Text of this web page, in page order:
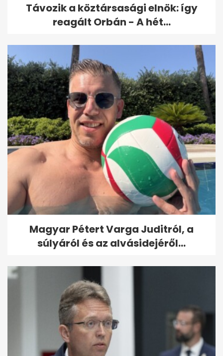
Távozik a köztársasági elnök: így
reagált Orbán - A hét...
Magyar Pétert Varga Juditról, a
súlyáról és az alvásidejéről...